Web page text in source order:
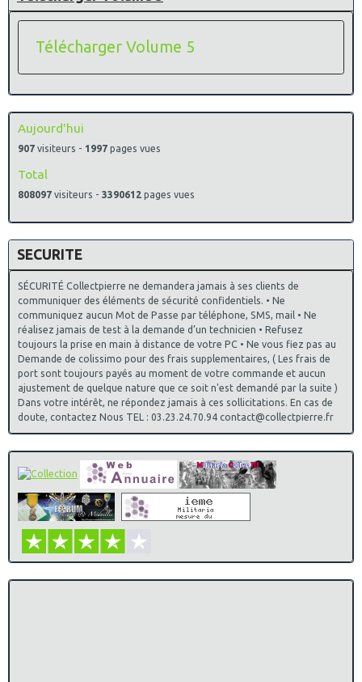
Télécharger Volume 5
Aujourd'hui
907 visiteurs - 1997 pages vues
Total
808097 visiteurs - 3390612 pages vues
SECURITE
SÉCURITÉ Collectpierre ne demandera jamais à ses clients de
communiquer des éléments de sécurité confidentiels. • Ne
communiquez aucun Mot de Passe par téléphone, SMS, mail • Ne
réalisez jamais de test à la demande d’un technicien • Refusez
toujours la prise en main à distance de votre PC • Ne vous fiez pas au
Demande de colissimo pour des frais supplementaires, ( Les frais de
port sont toujours payés au moment de votre commande et aucun
ajustement de quelque nature que ce soit n'est demandé par la suite )
Dans votre intérêt, ne répondez jamais à ces sollicitations. En cas de
doute, contactez Nous TEL : 03.23.24.70.94 contact@collectpierre.fr